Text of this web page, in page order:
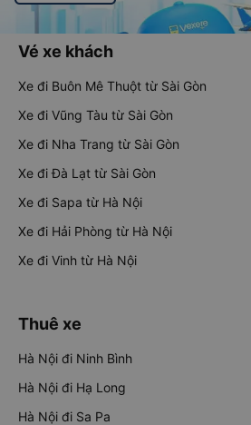
Vé xe khách
Xe đi Buôn Mê Thuột từ Sài Gòn
Xe đi Vũng Tàu từ Sài Gòn
Xe đi Nha Trang từ Sài Gòn
Xe đi Đà Lạt từ Sài Gòn
Xe đi Sapa từ Hà Nội
Xe đi Hải Phòng từ Hà Nội
Xe đi Vinh từ Hà Nội
Thuê xe
Hà Nội đi Ninh Bình
Hà Nội đi Hạ Long
Hà Nội đi Sa Pa